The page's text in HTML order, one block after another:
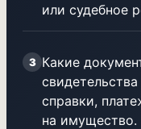
или судебное
3 Какие
справки,
на имущество.